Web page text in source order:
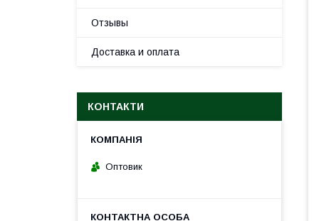
Отзывы
Доставка и оплата
КОНТАКТИ
Оптовик